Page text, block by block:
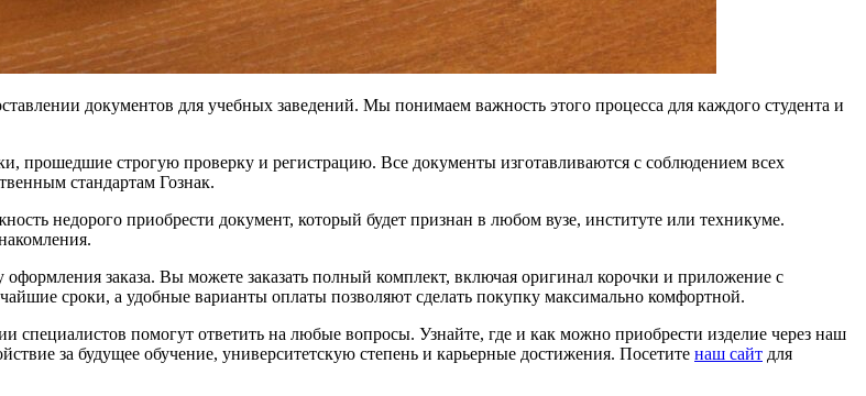
документов для учебных заведений. Мы понимаем важность этого процесса для каждого студента и
прошедшие строгую проверку и регистрацию. Все документы изготавливаются с соблюдением всех
стандартам Гознак.
недорого приобрести документ, который будет признан в любом вузе, институте или техникуме.
заказа. Вы можете заказать полный комплект, включая оригинал корочки и приложение с
сроки, а удобные варианты оплаты позволяют сделать покупку максимально комфортной.
помогут ответить на любые вопросы. Узнайте, где и как можно приобрести изделие через наш
за будущее обучение, университетскую степень и карьерные достижения. Посетите наш сайт для